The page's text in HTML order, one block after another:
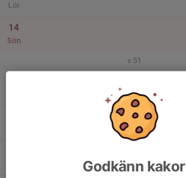
Lör
14
Sön
v.51
Träningsmatch
Byske idrottshall
Godkänn kakor